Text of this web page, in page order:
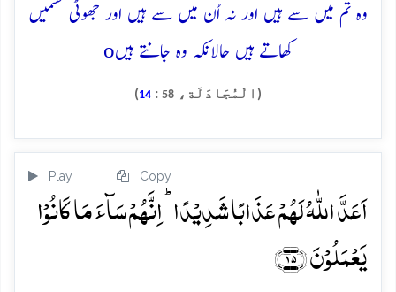
وہ تم میں سے ہیں اور نہ اُن میں سے ہیں اور جھوٹی قَسمیں
کھاتے ہیں حالانکہ وہ جانتے ہیںo
(الْمُجَادَلَة، 58
:
14
)
Play Copy
اَعَدَّ اللّٰہُ لَہُمۡ عَذَابًا شَدِیۡدًا ؕ اِنَّہُمۡ سَآءَ مَا کَانُوۡا
یَعۡمَلُوۡنَ ﴿۱۵﴾